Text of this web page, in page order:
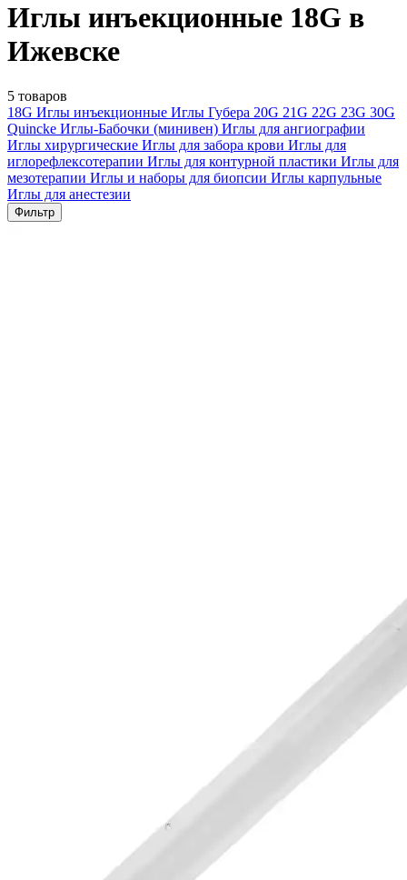
Иглы инъекционные 18G в
Ижевске
5 товаров
18G Иглы инъекционные Иглы Губера 20G 21G 22G 23G 30G
Quincke Иглы-Бабочки (минивен) Иглы для ангиографии
Иглы хирургические Иглы для забора крови Иглы для
иглорефлексотерапии Иглы для контурной пластики Иглы для
мезотерапии Иглы и наборы для биопсии Иглы карпульные
Иглы для анестезии
Фильтр